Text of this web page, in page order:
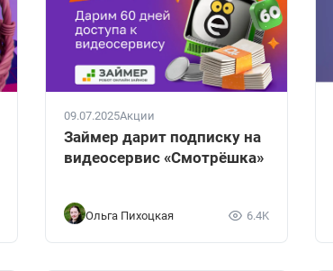
09.07.2025Акции
Займер дарит подписку на
видеосервис «Смотрёшка»
Ольга Пихоцкая 6.4K